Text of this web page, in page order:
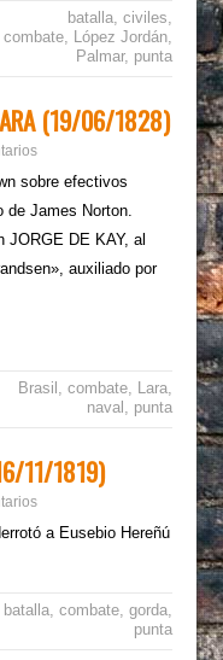
batalla, civiles,
combate, López Jordán,
Palmar, punta
(19/06/1828)
sobre efectivos
de James Norton.
JORGE DE KAY, al
auxiliado por
Brasil , combate, Lara,
naval , punta
11/1819)
a Eusebio Hereñú
batalla, combate, gorda,
punta